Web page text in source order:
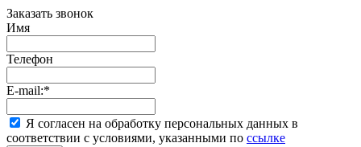
Заказать звонок
Имя
Телефон
E-mail:*
Я согласен на обработку персональных данных в
соответствии с условиями, указанными по ссылке